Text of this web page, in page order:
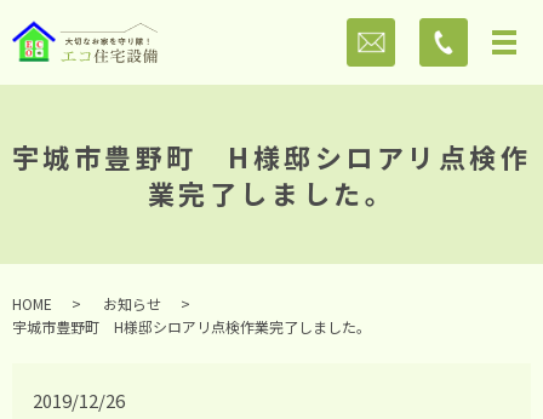
宇城市豊野町 H様邸シロアリ点検作
業完了しました。
HOME
お知らせ
宇城市豊野町 H様邸シロアリ点検作業完了しました。
2019/12/26